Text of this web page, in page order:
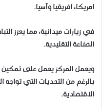
امريكا، افريقيا وآسيا.
في زيارات ميدانية، مما يعزز
الصناعة التقليدية.
ويعمل المركز يعمل على تمكين
بالرغم من التحديات التي تواجه
الاقتصادية.